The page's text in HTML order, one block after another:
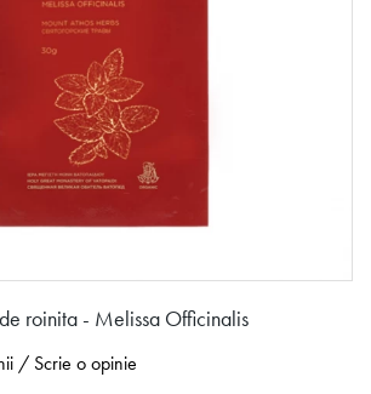
roinita - Melissa Officinalis
/ Scrie o opinie